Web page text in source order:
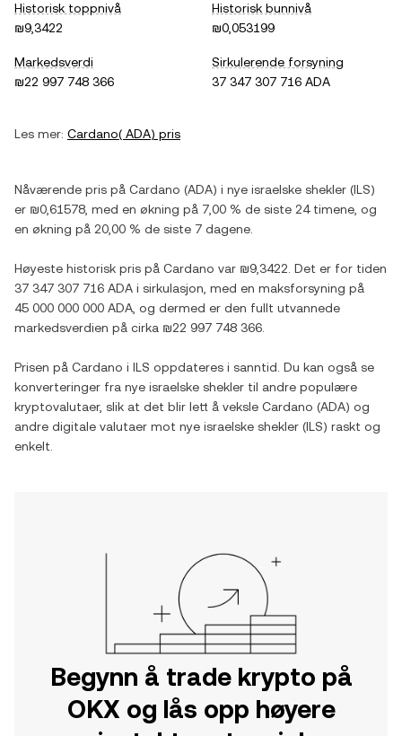
Historisk toppnivå
₪9,3422
Historisk bunnivå
₪0,053199
Markedsverdi
₪22 997 748 366
Sirkulerende forsyning
37 347 307 716 ADA
Les mer: Cardano( ADA) pris
Nåværende pris på Cardano (ADA) i nye israelske shekler (ILS)
er ₪0,61578 , med en økning på 7,00 % de siste 24 timene, og
en økning på 20,00 % de siste 7 dagene.
Høyeste historisk pris på Cardano var ₪9,3422 . Det er for tiden
37 347 307 716 ADA i sirkulasjon, med en maksforsyning på
45 000 000 000 ADA , og dermed er den fullt utvannede
markedsverdien på cirka ₪22 997 748 366
Prisen på Cardano i ILS oppdateres i sanntid. Du kan også se
konverteringer fra nye israelske shekler til andre populære
kryptovalutaer, slik at det blir lett å veksle Cardano (ADA) og
andre digitale valutaer mot nye israelske shekler (ILS) raskt og
enkelt.
Begynn å trade krypto på
OKX og lås opp høyere